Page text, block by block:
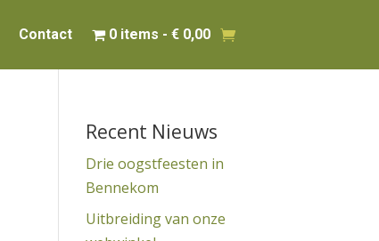
Contact 0 items € 0,00
Recent Nieuws
Drie oogstfeesten in
Bennekom
Uitbreiding van onze